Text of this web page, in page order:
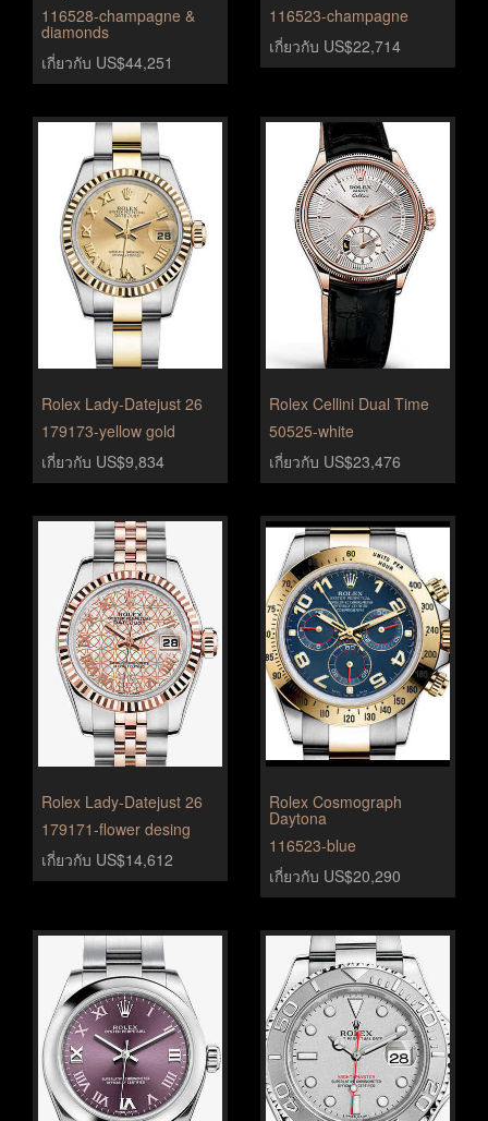
116528-champagne &
diamonds
เกี่ยวกับ US$44,251
116523-champagne
เกี่ยวกับ US$22,714
Rolex Lady-Datejust 26
179173-yellow gold
เกี่ยวกับ US$9,834
Rolex Cellini Dual Time
50525-white
เกี่ยวกับ US$23,476
Rolex Lady-Datejust 26
179171-flower desing
เกี่ยวกับ US$14,612
Rolex Cosmograph
Daytona
116523-blue
เกี่ยวกับ US$20,290